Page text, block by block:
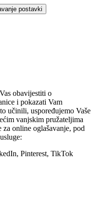
postavki
obavijestiti o
i pokazati Vam
učinili, uspoređujemo Vaše
vanjskim pružateljima
online oglašavanje, pod
Pinterest, TikTok